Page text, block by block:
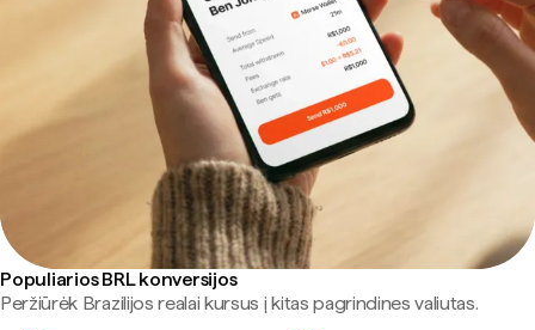
Populiarios BRL konversijos
Peržiūrėk Brazilijos realai kursus į kitas pagrindines valiutas.